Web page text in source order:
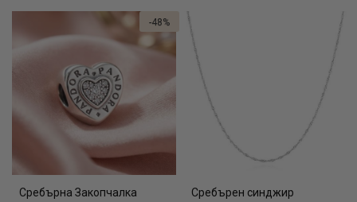
Сребърна Закопчалка
-48%
Сребърен синджир